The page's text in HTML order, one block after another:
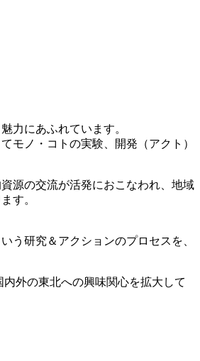
力にあふれています。
モノ・コトの実験、開発（アクト）
源の交流が活発におこなわれ、地域
す。
研究＆アクションのプロセスを、
外の東北への興味関心を拡大して